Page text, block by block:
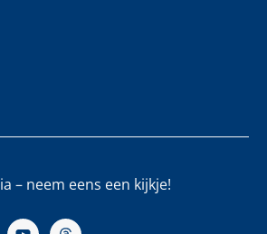
– neem eens een kijkje!